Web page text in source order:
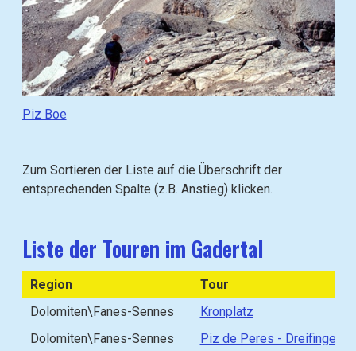
(
o
p
e
n
i
e
i
g
o
t
o
)
:
e
e
g
o
t
o
Piz Boe
Zum Sortieren der Liste auf die Überschrift der
entsprechenden Spalte (z.B. Anstieg) klicken.
Liste der Touren im Gadertal
Region
Tour
Dolomiten\Fanes-Sennes
Kronplatz
Dolomiten\Fanes-Sennes
Piz de Peres -